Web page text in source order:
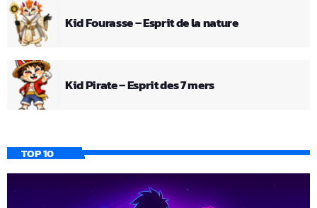
Kid Fourasse – Esprit de la nature
Kid Pirate – Esprit des 7 mers
TOP 10